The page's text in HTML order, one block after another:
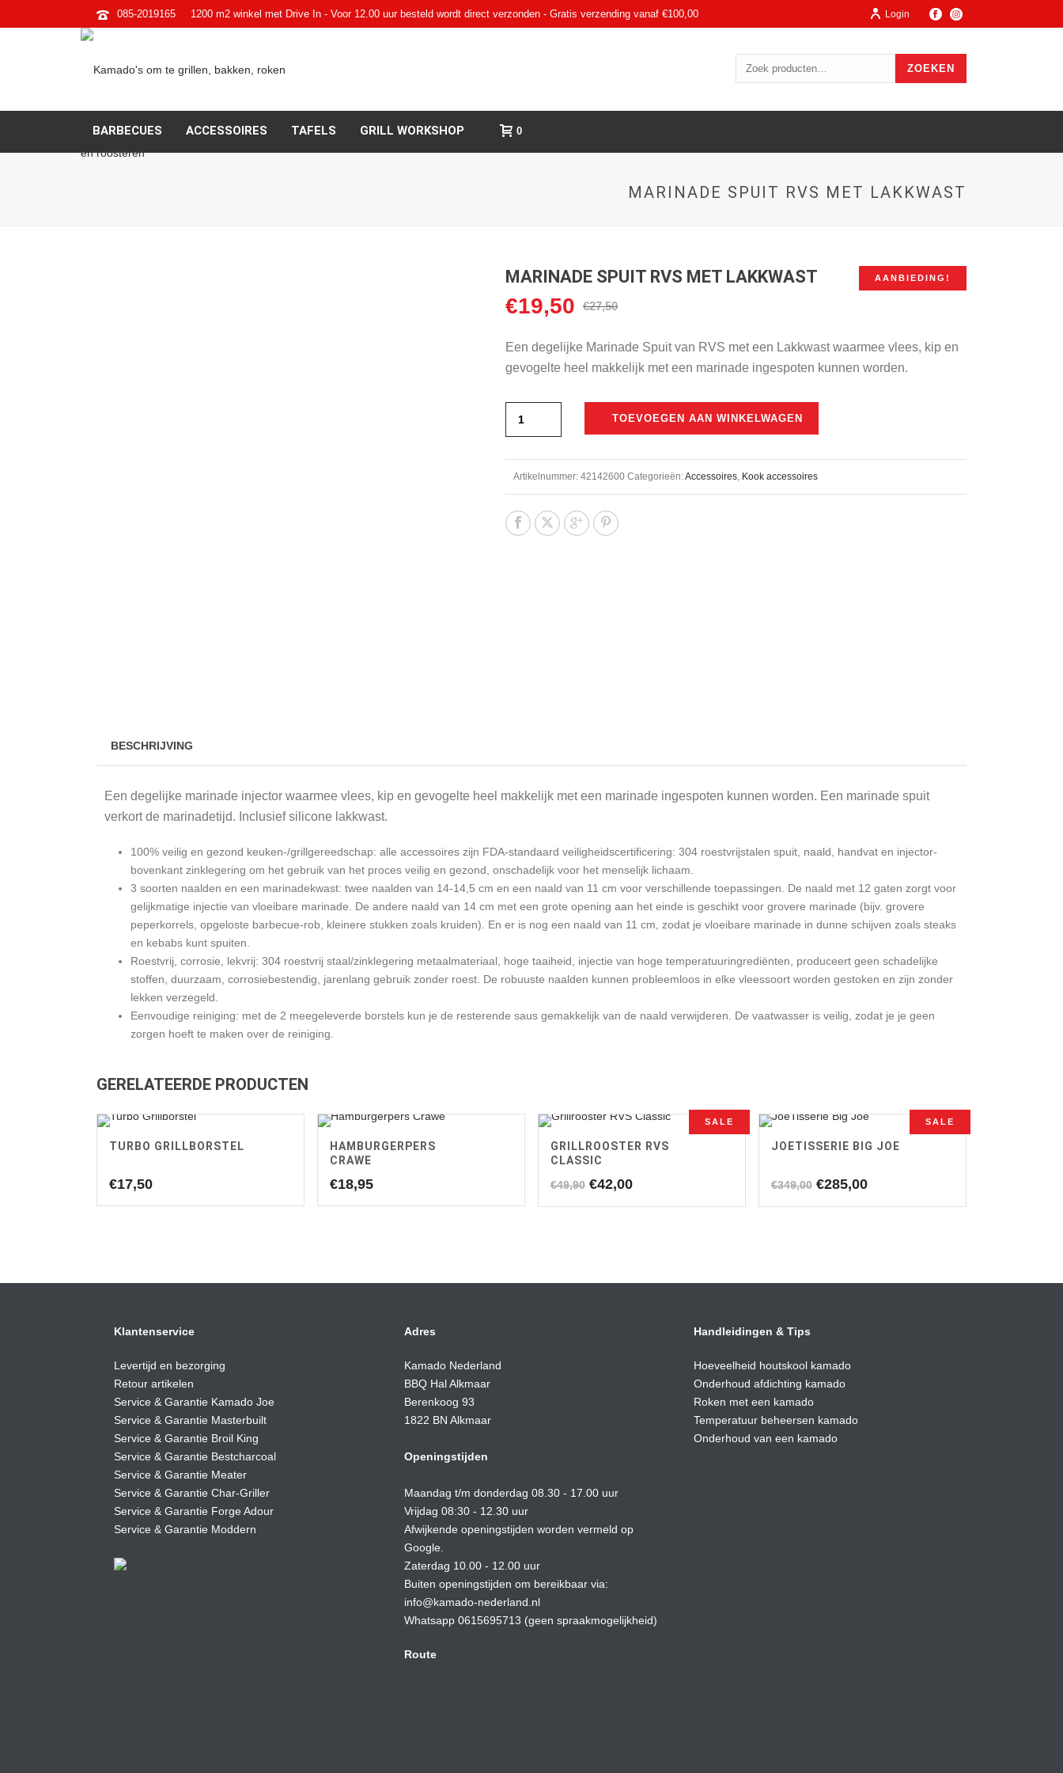
085-2019165 1200 m2 winkel met Drive In - Voor 12.00 uur besteld wordt direct verzonden - Gratis verzending vanaf €100,00 Login
ZOEKEN
BARBECUES ACCESSOIRES TAFELS GRILL WORKSHOP 0
MARINADE SPUIT RVS MET LAKKWAST
AANBIEDING!
MARINADE SPUIT RVS MET LAKKWAST
€27,50
Oorspronkelijke
was:
€27,50.
€19,50 Huidige
is:
€19,50.
Een degelijke Marinade Spuit van RVS met een Lakkwast waarmee vlees, kip en
gevogelte heel makkelijk met een marinade ingespoten kunnen worden.
TOEVOEGEN AAN WINKELWAGEN
Artikelnummer: 42142600 Categorieën:Accessoires, Kook accessoires
BESCHRIJVING
Een degelijke marinade injector waarmee vlees, kip en gevogelte heel makkelijk met een marinade ingespoten kunnen worden. Een marinade spuit
verkort de marinadetijd. Inclusief silicone lakkwast.
100% veilig en gezond keuken-/grillgereedschap: alle accessoires zijn FDA-standaard veiligheidscertificering: 304 roestvrijstalen spuit, naald, handvat en injector-
bovenkant zinklegering om het gebruik van het proces veilig en gezond, onschadelijk voor het menselijk lichaam.
3 soorten naalden en een marinadekwast: twee naalden van 14-14,5 cm en een naald van 11 cm voor verschillende toepassingen. De naald met 12 gaten zorgt voor
gelijkmatige injectie van vloeibare marinade. De andere naald van 14 cm met een grote opening aan het einde is geschikt voor grovere marinade (bijv. grovere
peperkorrels, opgeloste barbecue-rob, kleinere stukken zoals kruiden). En er is nog een naald van 11 cm, zodat je vloeibare marinade in dunne schijven zoals steaks
en kebabs kunt spuiten.
Roestvrij, corrosie, lekvrij: 304 roestvrij staal/zinklegering metaalmateriaal, hoge taaiheid, injectie van hoge temperatuuringrediënten, produceert geen schadelijke
stoffen, duurzaam, corrosiebestendig, jarenlang gebruik zonder roest. De robuuste naalden kunnen probleemloos in elke vleessoort worden gestoken en zijn zonder
lekken verzegeld.
Eenvoudige reiniging: met de 2 meegeleverde borstels kun je de resterende saus gemakkelijk van de naald verwijderen. De vaatwasser is veilig, zodat je je geen
zorgen hoeft te maken over de reiniging.
GERELATEERDE PRODUCTEN
TURBO GRILLBORSTEL
€17,50
HAMBURGERPERS
CRAWE
€18,95
SALE
GRILLROOSTER RVS
CLASSIC
€49,90 Oorspronkelijke
€42,00Huidige
SALE
JOETISSERIE BIG JOE
€349,00 Oorspronkelijke
€285,00Huidige
Klantenservice
Levertijd en bezorging
Retour artikelen
Service & Garantie Kamado Joe
Service & Garantie Masterbuilt
Service & Garantie Broil King
Service & Garantie Bestcharcoal
Service & Garantie Meater
Service & Garantie Char-Griller
Service & Garantie Forge Adour
Service & Garantie Moddern
Adres
Kamado Nederland
BBQ Hal Alkmaar
Berenkoog 93
1822 BN Alkmaar
Openingstijden
Maandag t/m donderdag 08.30 - 17.00 uur
Vrijdag 08:30 - 12.30 uur
Afwijkende openingstijden worden vermeld op
Google.
Zaterdag 10.00 - 12.00 uur
Buiten openingstijden om bereikbaar via:
info@kamado-nederland.nl
Whatsapp 0615695713 (geen spraakmogelijkheid)
Route
Handleidingen & Tips
Hoeveelheid houtskool kamado
Onderhoud afdichting kamado
Roken met een kamado
Temperatuur beheersen kamado
Onderhoud van een kamado